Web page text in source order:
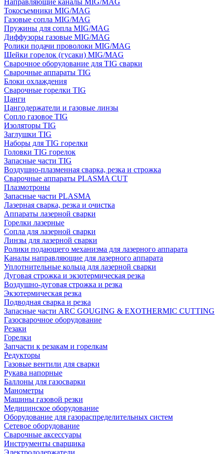
Направляющие каналы MIG/MAG
Токосъемники MIG/MAG
Газовые сопла MIG/MAG
Пружины для сопла MIG/MAG
Диффузоры газовые MIG/MAG
Ролики подачи проволоки MIG/MAG
Шейки горелок (гусаки) MIG/MAG
Сварочное оборудование для TIG сварки
Сварочные аппараты TIG
Блоки охлаждения
Сварочные горелки TIG
Цанги
Цангодержатели и газовые линзы
Сопло газовое TIG
Изоляторы TIG
Заглушки TIG
Наборы для TIG горелки
Головки TIG горелок
Запасные части TIG
Воздушно-плазменная сварка, резка и строжка
Сварочные аппараты PLASMA CUT
Плазмотроны
Запасные части PLASMA
Лазерная сварка, резка и очистка
Аппараты лазерной сварки
Горелки лазерные
Сопла для лазерной сварки
Линзы для лазерной сварки
Ролики подающего механизма для лазерного аппарата
Каналы направляющие для лазерного аппарата
Уплотнительные кольца для лазерной сварки
Дуговая строжка и экзотермическая резка
Воздушно-дуговая строжка и резка
Экзотермическая резка
Подводная сварка и резка
Запасные части ARC GOUGING & EXOTHERMIC CUTTING
Газосварочное оборудование
Резаки
Горелки
Запчасти к резакам и горелкам
Редукторы
Газовые вентили для сварки
Рукава напорные
Баллоны для газосварки
Манометры
Машины газовой резки
Медицинское оборудование
Оборудование для газораспределительных систем
Сетевое оборудование
Сварочные аксессуары
Инструменты сварщика
Электрододержатели